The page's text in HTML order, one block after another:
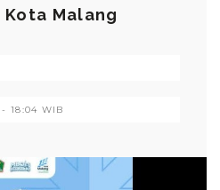
Kota Malang
18:04 WIB